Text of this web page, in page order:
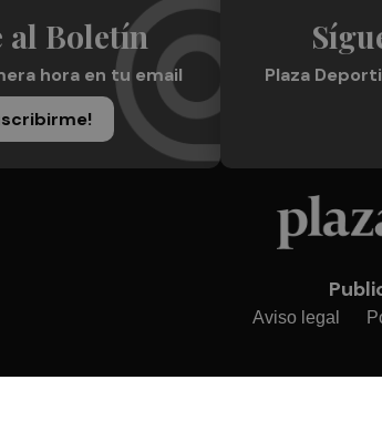
al Boletín
hora en tu email
Plaza
Aviso legal